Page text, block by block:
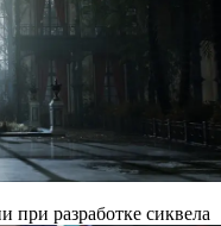
при разработке сиквела